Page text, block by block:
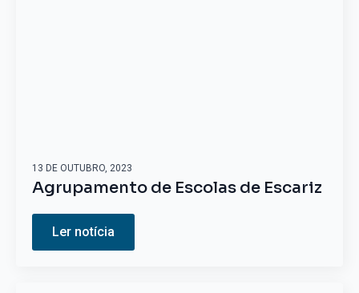
Agrupamento de Escolas de Escariz
13 DE OUTUBRO, 2023
Ler notícia